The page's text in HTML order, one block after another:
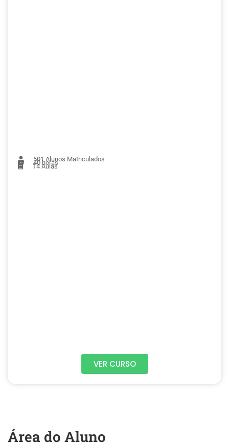
501 Alunos Matriculados
40 horas
14Aulas
VER CURSO
Área do Aluno